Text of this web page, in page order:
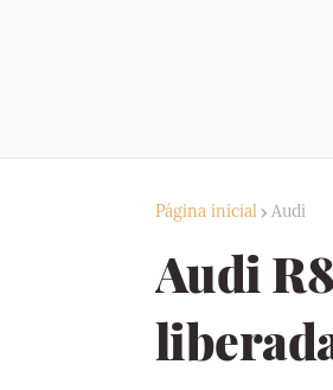
Página inicial Audi
Audi